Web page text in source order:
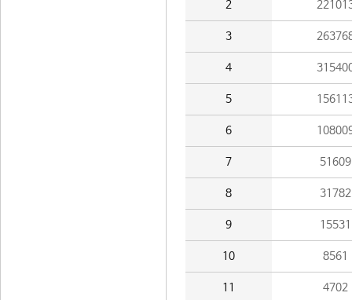
2
3
4
5
6
7 51609
8 31782
9 15531
10 8561
11 4702